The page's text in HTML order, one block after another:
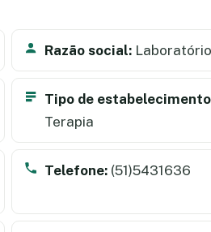
Razão social:
Tipo de
Terapia
Telefone: (51)5431636